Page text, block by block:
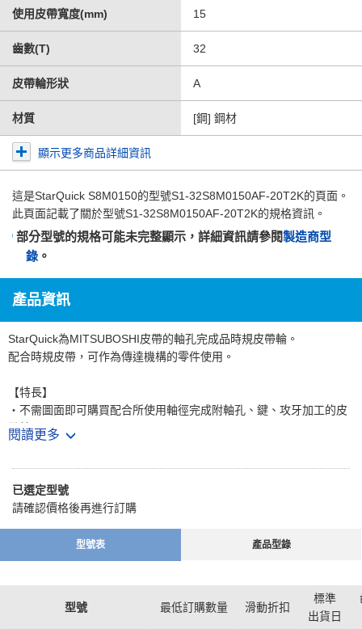
使用皮帶寬度(mm) 15
齒數(T) 32
皮帶輪形狀 A
材質 [鋼] 鋼材
顯示更多商品詳細資訊
這是StarQuick S8M0150的型號S1-32S8M0150AF-20T2K的頁面。
此頁面記載了關於型號S1-32S8M0150AF-20T2K的規格資訊。
部分型號的規格可能未完整顯示，詳細資訊請參閱製造商型
錄 。
產品資訊
StarQuick為MITSUBOSHI皮帶的軸孔完成品時規皮帶輪。
配合時規皮帶，可作為傳達機構的零件使用。
【特長】
・不需圖面即可購買配合所使用軸徑完成附軸孔、鍵、攻牙加工的皮
帶輪。
【用途】
・從工作機械、射出成形機等大型機械到影印機或印表機等OA設備，
廣泛使用於多種裝置。
閱讀更多
已選定型號
請確認價格後再進行訂購
型號表 產品型錄
型號 最低訂購數量 滑動折扣
標準
出貨日